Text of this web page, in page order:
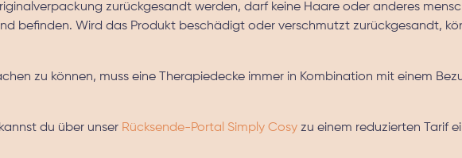
zurückgesandt werden, darf keine Haare oder anderes
befinden. Wird das Produkt beschädigt oder verschmutzt zurückgesandt,
zu können, muss eine Therapiedecke immer in Kombination mit einem
du über unser Rücksende-Portal Simply Cosy zu einem reduzierten Tarif